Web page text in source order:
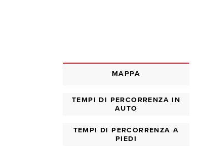
MAPPA
TEMPI DI PERCORRENZA IN
AUTO
TEMPI DI PERCORRENZA A
PIEDI